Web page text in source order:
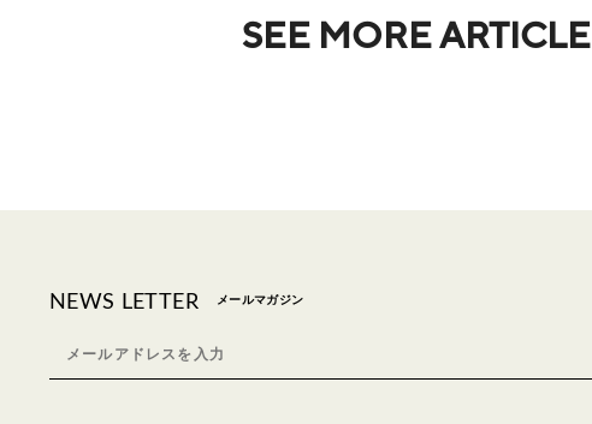
SEE MORE ARTICLE
NEWS LETTER メールマガジン